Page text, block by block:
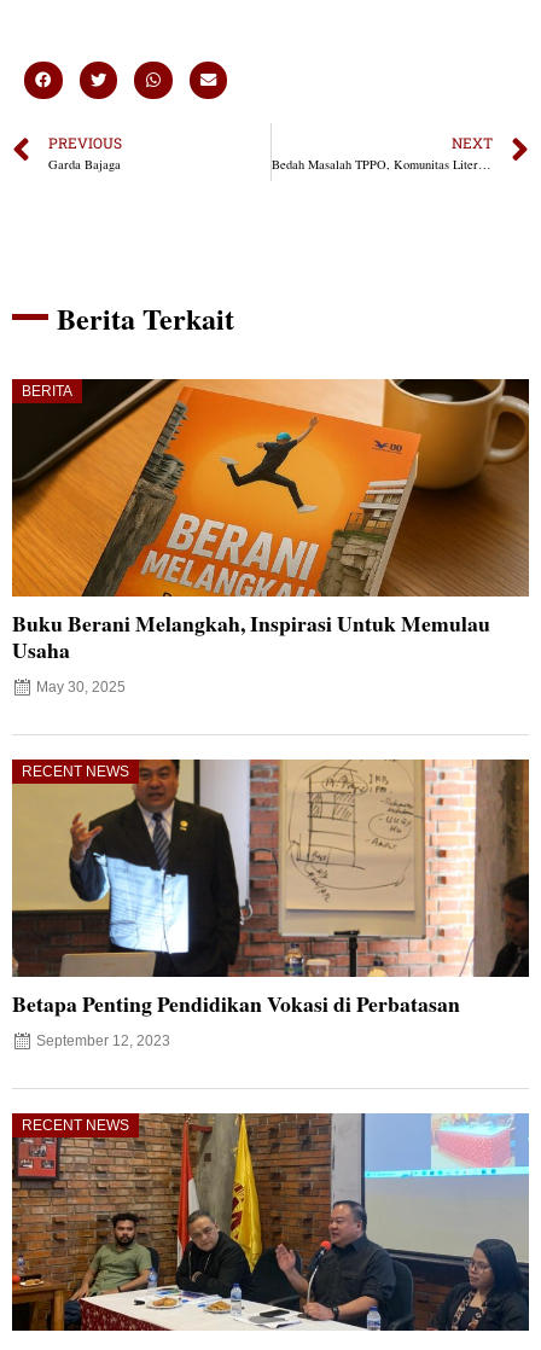
PREVIOUS
Garda Bajaga
NEXT
Bedah Masalah TPPO, Komunitas Literasi Undang BP2MI, Pengusaha dan Pegiat Media
Berita Terkait
BERITA
Buku Berani Melangkah, Inspirasi Untuk Memulau
Usaha
May 30, 2025
RECENT NEWS
Betapa Penting Pendidikan Vokasi di Perbatasan
September 12, 2023
RECENT NEWS